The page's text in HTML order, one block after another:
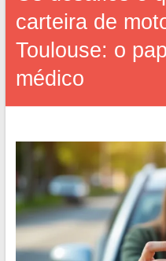
carteira de
Toulouse: o
médico